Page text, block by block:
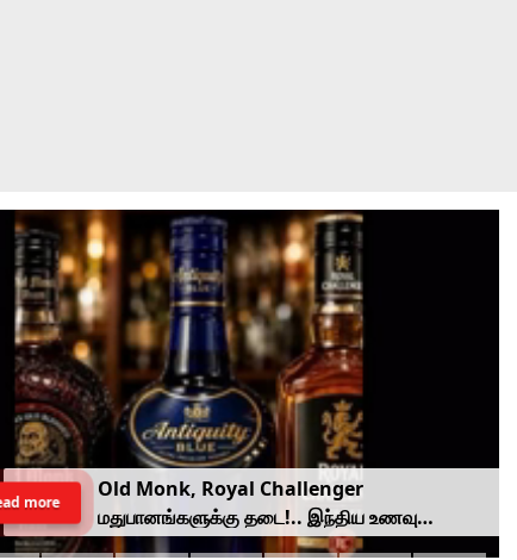
Old Monk, Royal Challenger
மதுபானங்களுக்கு தடை!.. இந்திய உணவு
பாதுகாப்பு ஆணையம் அதிரடி.
more